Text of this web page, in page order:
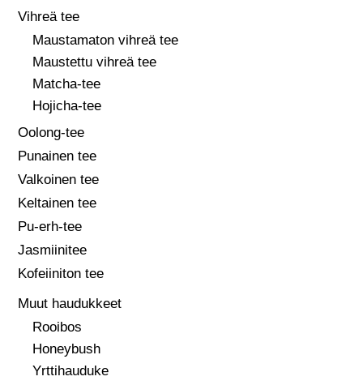
Vihreä tee
Maustamaton vihreä tee
Maustettu vihreä tee
Matcha-tee
Hojicha-tee
Oolong-tee
Punainen tee
Valkoinen tee
Keltainen tee
Pu-erh-tee
Jasmiinitee
Kofeiiniton tee
Muut haudukkeet
Rooibos
Honeybush
Yrttihauduke